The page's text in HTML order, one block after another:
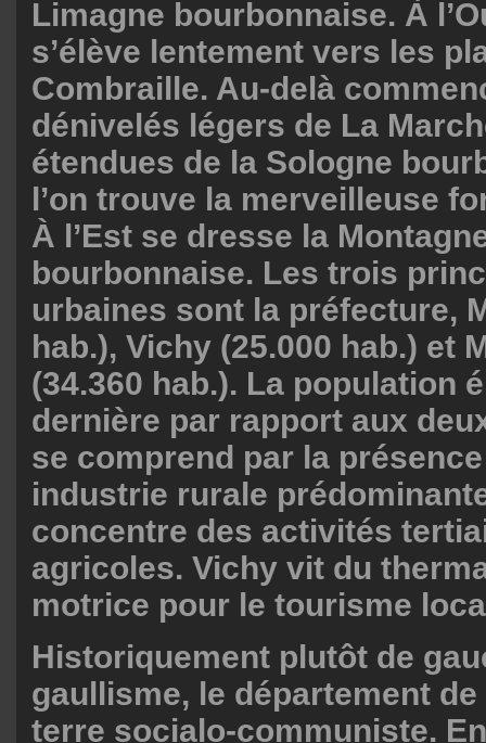
Limagne bourbonnaise. À
s’élève lentement vers les
Combraille. Au-delà
dénivelés légers de La
étendues de la Sologne
l’on trouve la merveilleuse
À l’Est se dresse la
bourbonnaise. Les trois
urbaines sont la préfecture,
hab.), Vichy (25.000 hab.) et
(34.360 hab.). La population
dernière par rapport aux
se comprend par la présence
industrie rurale
concentre des activités
agricoles. Vichy vit du
motrice pour le tourisme
Historiquement plutôt de
gaullisme, le département de
terre socialo-communiste.